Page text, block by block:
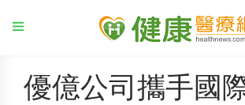
優億公司攜手國